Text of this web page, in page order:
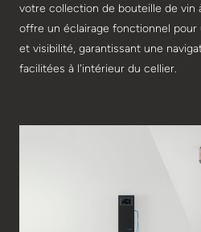
votre collection de bouteille de vin
offre un éclairage fonctionnel pour
et visibilité, garantissant une
facilitées à l'intérieur du cellier.